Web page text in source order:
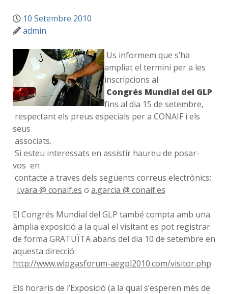
10 Setembre 2010
admin
Us informem que s’ha
ampliat el termini per a les
inscripcions al
Congrés Mundial del GLP
fins al dia 15 de setembre,
respectant els preus especials per a CONAIF i els
seus
associats.
Si esteu interessats en assistir haureu de posar-
vos en
contacte a traves dels següents correus electrònics:
i.vara @ conaif.es o a.garcia @ conaif.es
El Congrés Mundial del GLP també compta amb una
àmplia exposició a la qual el visitant es pot registrar
de forma GRATUÏTA abans del dia 10 de setembre en
aquesta direcció:
http://www.wlpgasforum-aegpl2010.com/visitor.php
Els horaris de l’Exposició (a la qual s’esperen més de